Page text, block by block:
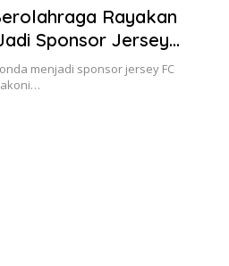
Rayakan
Sponsor Jersey
menjadi sponsor jersey FC